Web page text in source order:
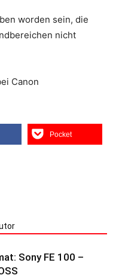
worden sein, die
nicht
Canon
Pocket
Sony FE 100 –